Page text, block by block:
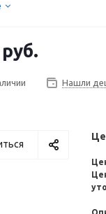
руб.
Нашли